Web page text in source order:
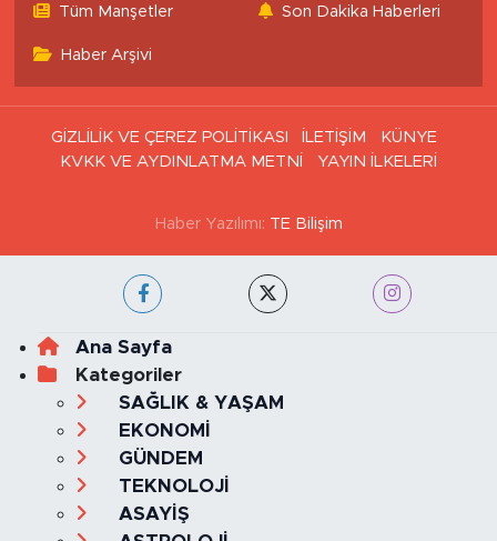
Tüm Manşetler Son Dakika Haberleri
Haber Arşivi
GİZLİLİK VE ÇEREZ POLİTİKASI İLETİŞİM
KÜNYE
KVKK VE AYDINLATMA METNİ
YAYIN İLKELERİ
Haber Yazılımı: TE Bilişim
Ana Sayfa
Kategoriler
SAĞLIK & YAŞAM
EKONOMİ
GÜNDEM
TEKNOLOJİ
ASAYİŞ